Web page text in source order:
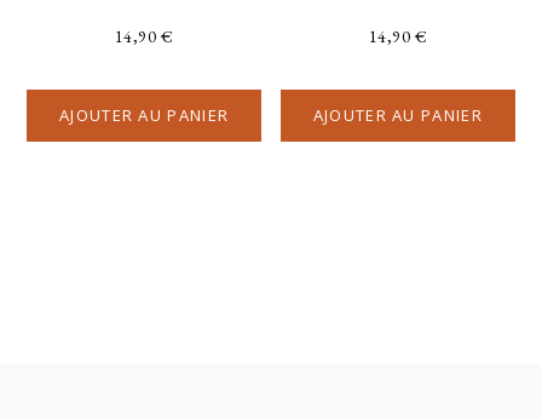
14,90€
AJOUTER AU PANIER
14,90€
AJOUTER AU PANIER